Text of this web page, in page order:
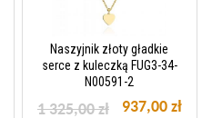
Naszyjnik złoty gładkie
serce z kuleczką FUG3-34-
N00591-2
937,00 zł
1 325,00 zł